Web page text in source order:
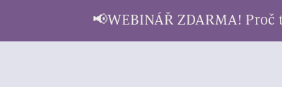
📢WEBINÁŘ ZDARMA!